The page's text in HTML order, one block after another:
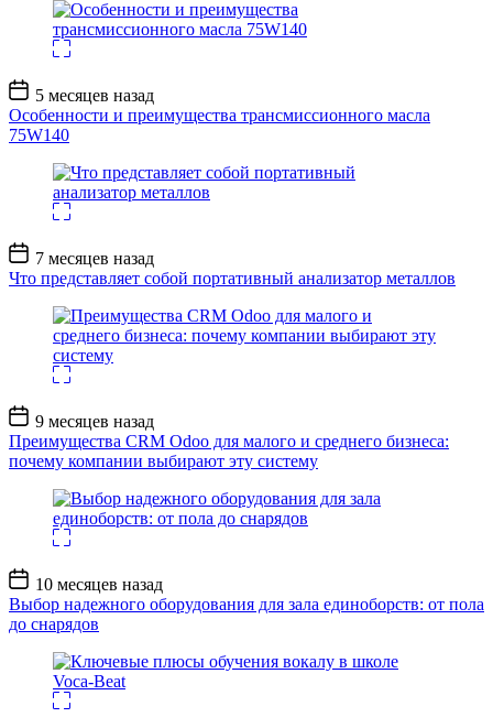
Дата
записи
5 месяцев назад
Особенности и преимущества трансмиссионного масла
75W140
Дата
записи
7 месяцев назад
Что представляет собой портативный анализатор металлов
Дата
записи
9 месяцев назад
Преимущества CRM Odoo для малого и среднего бизнеса:
почему компании выбирают эту систему
Дата
записи
10 месяцев назад
Выбор надежного оборудования для зала единоборств: от пола
до снарядов